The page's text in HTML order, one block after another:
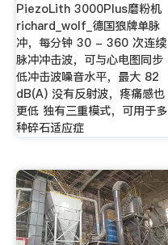
PiezoLith 3000Plus磨粉机
richard_wolf_德国狼牌单脉
冲，每分钟 30 - 360 次连续
脉冲冲击波，可与心电图同步
低冲击波噪音水平，最大 82
dB(A) 没有反射波，疼痛感也
更低 独有三重模式，可用于多
种碎石适应症